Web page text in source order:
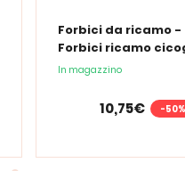
Forbici da ricamo -
Forbici ricamo
In magazzino
10,75€ -50%